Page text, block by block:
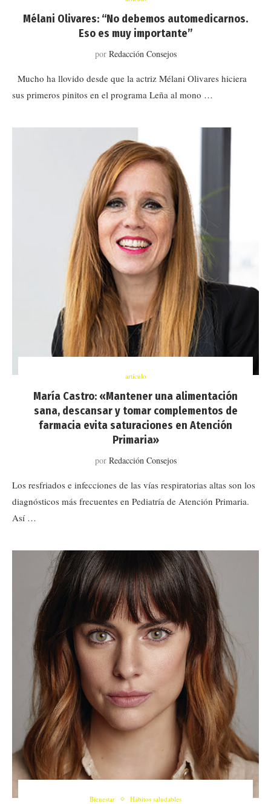
Mélani Olivares: “No debemos automedicarnos.
Eso es muy importante”
por Redacción Consejos
Mucho ha llovido desde que la actriz Mélani Olivares hiciera
sus primeros pinitos en el programa Leña al mono …
artículo
María Castro: «Mantener una alimentación
sana, descansar y tomar complementos de
farmacia evita saturaciones en Atención
Primaria»
por Redacción Consejos
Los resfriados e infecciones de las vías respiratorias altas son los
diagnósticos más frecuentes en Pediatría de Atención Primaria.
Así …
Bienestar Hábitos saludables